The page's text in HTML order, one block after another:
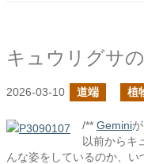
キュウリグサ
2026-03-10 道端 植
/** Gemini
以前からキ
んな姿をしているのか、